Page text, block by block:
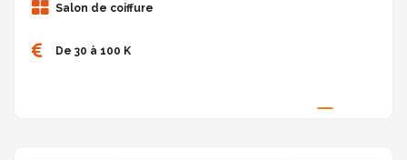
Salon de coiffure
De 30 à 100 K